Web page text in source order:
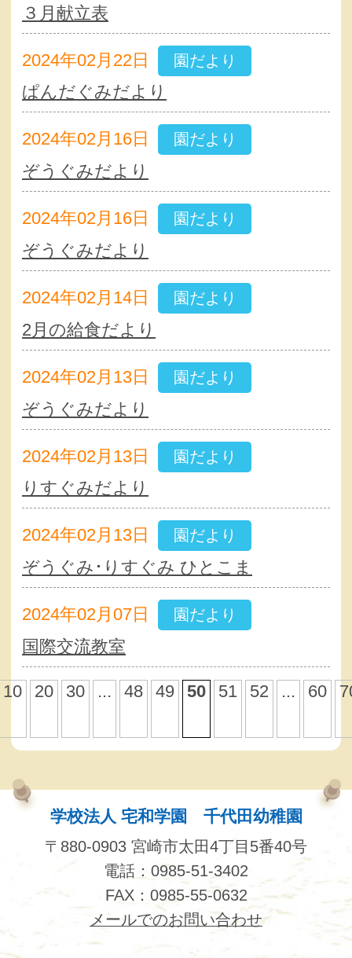
３月献立表
2024年02月22日 園だより
ぱんだぐみだより
2024年02月16日 園だより
ぞうぐみだより
2024年02月16日 園だより
ぞうぐみだより
2024年02月14日 園だより
2月の給食だより
2024年02月13日 園だより
ぞうぐみだより
2024年02月13日 園だより
りすぐみだより
2024年02月13日 園だより
ぞうぐみ･りすぐみ ひとこま
2024年02月07日 園だより
国際交流教室
10 20 30 ... 48 49 50 51 52 ... 60
学校法人 宅和学園 千代田幼稚園
〒880-0903 宮崎市太田4丁目5番40号
電話：0985-51-3402
FAX：0985-55-0632
メールでのお問い合わせ